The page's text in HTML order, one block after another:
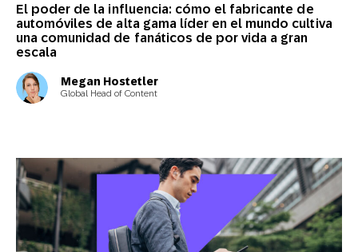
El poder de la influencia: cómo el fabricante de
automóviles de alta gama líder en el mundo cultiva
una comunidad de fanáticos de por vida a gran
escala
Megan Hostetler
Global Head of Content